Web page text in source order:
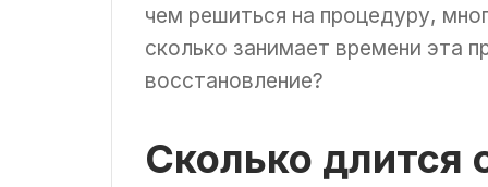
чем решиться на процедуру,
сколько занимает времени эта
восстановление?
Сколько длится